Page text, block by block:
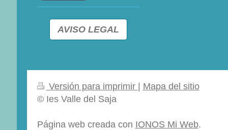
AVISO LEGAL
Versión para imprimir | Mapa del sitio
© Ies Valle del Saja
Página web creada con IONOS Mi Web.